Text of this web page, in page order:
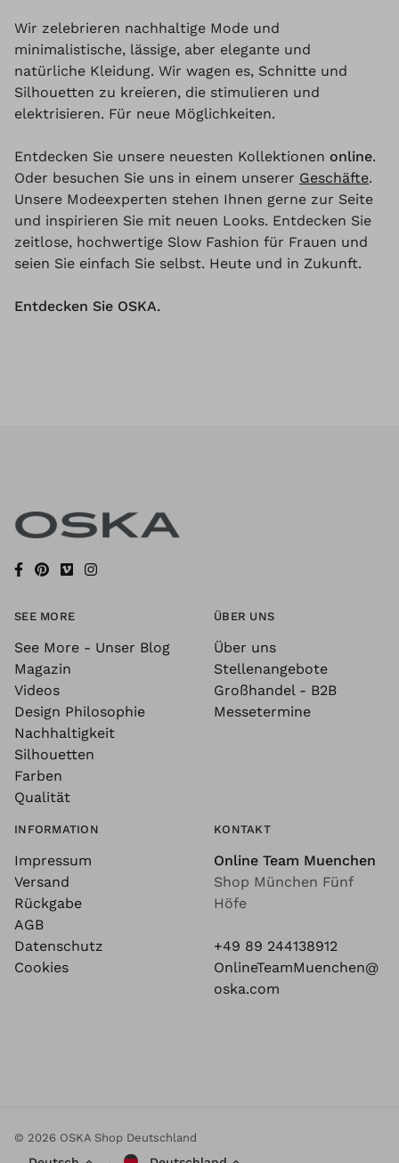
Wir zelebrieren nachhaltige Mode und
minimalistische, lässige, aber elegante und
natürliche Kleidung. Wir wagen es, Schnitte und
Silhouetten zu kreieren, die stimulieren und
elektrisieren. Für neue Möglichkeiten.
Entdecken Sie unsere neuesten Kollektionen online.
Oder besuchen Sie uns in einem unserer Geschäfte.
Unsere Modeexperten stehen Ihnen gerne zur Seite
und inspirieren Sie mit neuen Looks. Entdecken Sie
zeitlose, hochwertige Slow Fashion für Frauen und
seien Sie einfach Sie selbst. Heute und in Zukunft.
Entdecken Sie OSKA.
SEE MORE
See More - Unser Blog
Magazin
Videos
Design Philosophie
Nachhaltigkeit
Silhouetten
Farben
Qualität
ÜBER UNS
Über uns
Stellenangebote
Großhandel - B2B
Messetermine
INFORMATION
Impressum
Versand
Rückgabe
AGB
Datenschutz
Cookies
KONTAKT
Online Team Muenchen
Shop München Fünf
Höfe
+49 89 244138912
OnlineTeamMuenchen@
oska.com
© 2026 OSKA Shop Deutschland